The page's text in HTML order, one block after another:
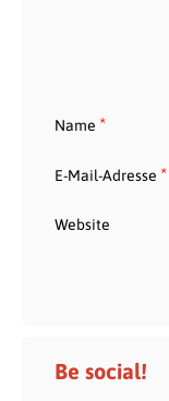
Name *
E-Mail-Adresse *
Website
Be social!